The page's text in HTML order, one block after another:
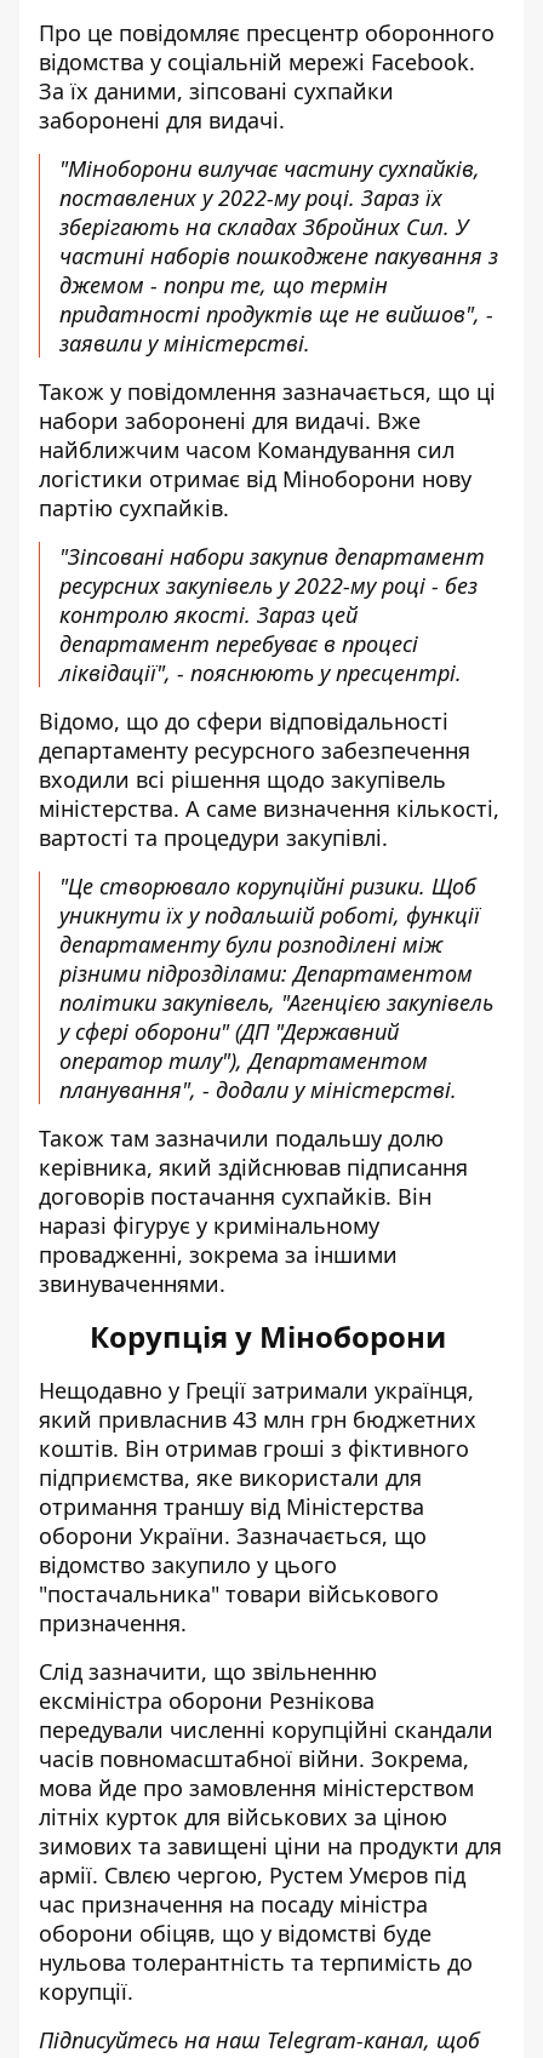
Про це повідомляє пресцентр оборонного
відомства у соціальній мережі Facebook.
За їх даними, зіпсовані сухпайки
заборонені для видачі.
"Міноборони вилучає частину сухпайків,
поставлених у 2022-му році. Зараз їх
зберігають на складах Збройних Сил. У
частині наборів пошкоджене пакування з
джемом - попри те, що термін
придатності продуктів ще не вийшов", -
заявили у міністерстві.
Також у повідомлення зазначається, що ці
набори заборонені для видачі. Вже
найближчим часом Командування сил
логістики отримає від Міноборони нову
партію сухпайків.
"Зіпсовані набори закупив департамент
ресурсних закупівель у 2022-му році - без
контролю якості. Зараз цей
департамент перебуває в процесі
ліквідації", - пояснюють у пресцентрі.
Відомо, що до сфери відповідальності
департаменту ресурсного забезпечення
входили всі рішення щодо закупівель
міністерства. А саме визначення кількості,
вартості та процедури закупівлі.
"Це створювало корупційні ризики. Щоб
уникнути їх у подальшій роботі, функції
департаменту були розподілені між
різними підрозділами: Департаментом
політики закупівель, "Агенцією закупівель
у сфері оборони" (ДП "Державний
оператор тилу"), Департаментом
планування", - додали у міністерстві.
Також там зазначили подальшу долю
керівника, який здійснював підписання
договорів постачання сухпайків. Він
наразі фігурує у кримінальному
провадженні, зокрема за іншими
звинуваченнями.
Корупція у Міноборони
Нещодавно у Греції затримали українця,
який привласнив 43 млн грн бюджетних
коштів. Він отримав гроші з фіктивного
підприємства, яке використали для
отримання траншу від Міністерства
оборони України. Зазначається, що
відомство закупило у цього
"постачальника" товари військового
призначення.
Слід зазначити, що звільненню
ексміністра оборони Резнікова
передували численні корупційні скандали
часів повномасштабної війни. Зокрема,
мова йде про замовлення міністерством
літніх курток для військових за ціною
зимових та завищені ціни на продукти для
армії. Свлєю чергою, Рустем Умєров під
час призначення на посаду міністра
оборони обіцяв, що у відомстві буде
нульова толерантність та терпимість до
корупції.
Підписуйтесь на наш Telegram-канал, щоб